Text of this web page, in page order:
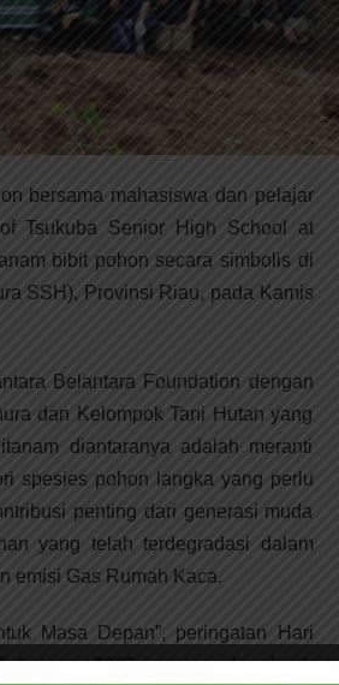
bersama mahasiswa dan pelajar
Tsukuba Senior High School at
bibit pohon secara simbolis di
SSH), Provinsi Riau, pada Kamis
Belantara Foundation dengan
dan Kelompok Tani Hutan yang
diantaranya adalah meranti
spesies pohon langka yang perlu
penting dari generasi muda
yang telah terdegradasi dalam
emisi Gas Rumah Kaca.
Masa Depan”, peringatan Hari
Agustus 2025 ini menjadi sebuah